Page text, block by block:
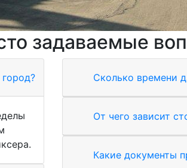
задаваемые
Сколько времени
От чего зависит
Какие документы